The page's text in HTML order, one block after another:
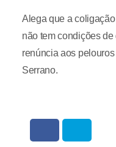
Alega que a
não tem condições
renúncia aos
Serrano.